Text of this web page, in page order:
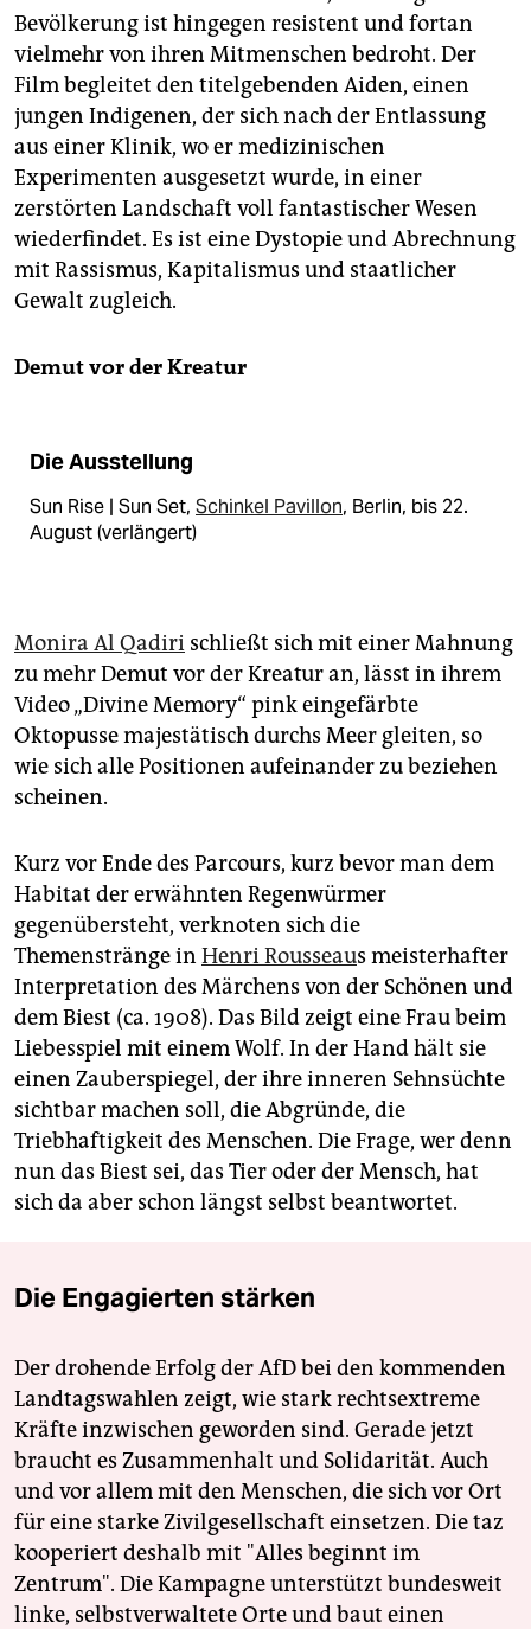
Bevölkerung ist hingegen resistent und fortan
vielmehr von ihren Mitmenschen bedroht. Der
Film begleitet den titelgebenden Aiden, einen
jungen Indigenen, der sich nach der Entlassung
aus einer Klinik, wo er medizinischen
Experimenten ausgesetzt wurde, in einer
zerstörten Landschaft voll fantastischer Wesen
wiederfindet. Es ist eine Dystopie und Abrechnung
mit Rassismus, Kapitalismus und staatlicher
Gewalt zugleich.
Demut vor der Kreatur
Die Ausstellung
Sun Rise | Sun Set, Schinkel Pavillon, Berlin, bis 22.
August (verlängert)
Monira Al Qadiri schließt sich mit einer Mahnung
zu mehr Demut vor der Kreatur an, lässt in ihrem
Video „Divine Memory“ pink eingefärbte
Oktopusse majestätisch durchs Meer gleiten, so
wie sich alle Positionen aufeinander zu beziehen
scheinen.
Kurz vor Ende des Parcours, kurz bevor man dem
Habitat der erwähnten Regenwürmer
gegenübersteht, verknoten sich die
Themenstränge in Henri Rousseaus meisterhafter
Interpretation des Märchens von der Schönen und
dem Biest (ca. 1908). Das Bild zeigt eine Frau beim
Liebesspiel mit einem Wolf. In der Hand hält sie
einen Zauberspiegel, der ihre inneren Sehnsüchte
sichtbar machen soll, die Abgründe, die
Triebhaftigkeit des Menschen. Die Frage, wer denn
nun das Biest sei, das Tier oder der Mensch, hat
sich da aber schon längst selbst beantwortet.
Die Engagierten stärken
Der drohende Erfolg der AfD bei den kommenden
Landtagswahlen zeigt, wie stark rechtsextreme
Kräfte inzwischen geworden sind. Gerade jetzt
braucht es Zusammenhalt und Solidarität. Auch
und vor allem mit den Menschen, die sich vor Ort
für eine starke Zivilgesellschaft einsetzen. Die taz
kooperiert deshalb mit "Alles beginnt im
Zentrum". Die Kampagne unterstützt bundesweit
linke, selbstverwaltete Orte und baut einen